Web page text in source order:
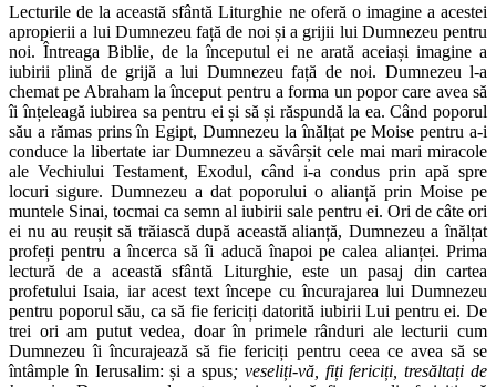
Lecturile de la această sfântă Liturghie ne oferă o imagine a acestei
apropierii a lui Dumnezeu față de noi și a grijii lui Dumnezeu pentru
noi. Întreaga Biblie, de la începutul ei ne arată aceiași imagine a
iubirii plină de grijă a lui Dumnezeu față de noi. Dumnezeu l-a
chemat pe Abraham la început pentru a forma un popor care avea să
îi înțeleagă iubirea sa pentru ei și să și răspundă la ea. Când poporul
său a rămas prins în Egipt, Dumnezeu la înălțat pe Moise pentru a-i
conduce la libertate iar Dumnezeu a săvârșit cele mai mari miracole
ale Vechiului Testament, Exodul, când i-a condus prin apă spre
locuri sigure. Dumnezeu a dat poporului o alianță prin Moise pe
muntele Sinai, tocmai ca semn al iubirii sale pentru ei. Ori de câte ori
ei nu au reușit să trăiască după această alianță, Dumnezeu a înălțat
profeți pentru a încerca să îi aducă înapoi pe calea alianței. Prima
lectură de a această sfântă Liturghie, este un pasaj din cartea
profetului Isaia, iar acest text începe cu încurajarea lui Dumnezeu
pentru poporul său, ca să fie fericiți datorită iubirii Lui pentru ei. De
trei ori am putut vedea, doar în primele rânduri ale lecturii cum
Dumnezeu îi încurajează să fie fericiți pentru ceea ce avea să se
întâmple în Ierusalim: și a spus; veseliți-vă, fiți fericiți, tresăltați de